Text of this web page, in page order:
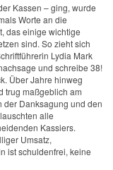
Kassen – ging, wurde
Worte an die
das einige wichtige
sind. So zieht sich
Lydia Mark
und schreibe 38!
Über Jahre hinweg
trug maßgeblich am
der Danksagung und den
alle
Kassiers.
Umsatz,
ist schuldenfrei, keine